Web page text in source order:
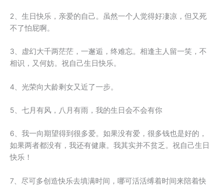
2、生日快乐，亲爱的自己。虽然一个人觉得好凄凉，但又死
不了怕屁啊。
3、虚幻大千两茫茫，一邂逅，终难忘。相逢主人留一笑，不
相识，又何妨。祝自己生日快乐。
4、光荣向大龄剩女又近了一步。
5、七月有风，八月有雨，我的生日会不会有你
6、我一向期望得到很多爱。如果没有爱，很多钱也是好的，
如果两者都没有，我还有健康。我其实并不贫乏。祝自己生日
快乐！
7、尽可多创造快乐去填满时间，哪可活活缚着时间来陪着快